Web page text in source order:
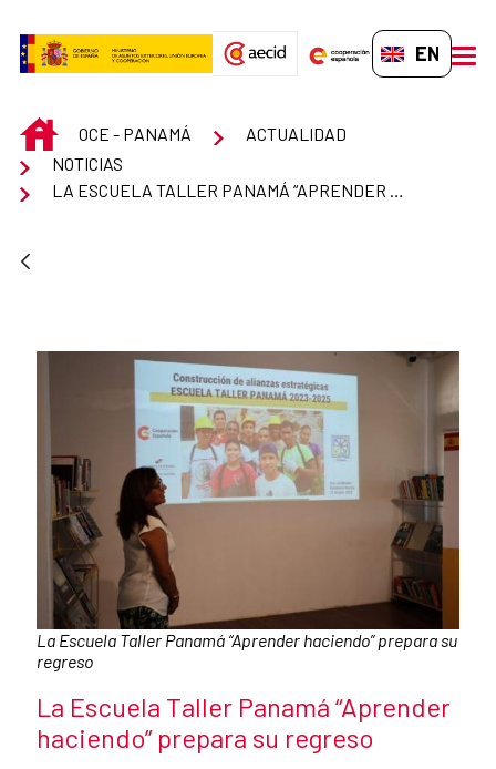
EN-GB
INICIOOCE - PANAMÁ
ACTUALIDAD
NOTICIAS
Caption:
La Escuela Taller Panamá “Aprender haciendo” prepara su
regreso
News title
La Escuela Taller Panamá “Aprender
haciendo” prepara su regreso